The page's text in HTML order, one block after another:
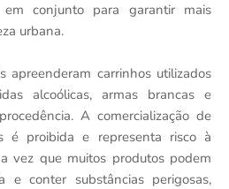
em conjunto para garantir mais
urbana.
apreenderam carrinhos utilizados
alcoólicas, armas brancas e
A comercialização de
é proibida e representa risco à
vez que muitos produtos podem
e conter substâncias perigosas,